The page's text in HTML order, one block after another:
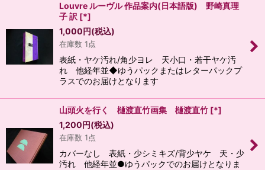
Louvre ルーヴル 作品案内(日本語版) 野崎真理
子 訳 [*]
1,000円(税込)
在庫数 1点
表紙・ヤケ汚れ/角少ヨレ 天小口・若干ヤケ汚
れ 他経年並◆ゆうパックまたはレターパックプ
ラスでのお届けとなります
山頭火を行く 樋渡直竹画集 樋渡直竹 [*]
1,200円(税込)
在庫数 1点
カバーなし 表紙・少シミキズ/背少ヤケ 天・少
汚れ 他経年並●ゆうパックでのお届けとなりま